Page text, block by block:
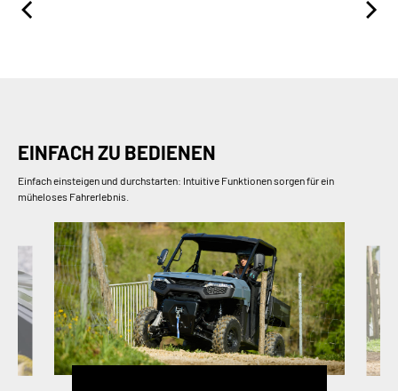
EINFACH ZU BEDIENEN
Einfach einsteigen und durchstarten: Intuitive Funktionen sorgen für ein
müheloses Fahrerlebnis.